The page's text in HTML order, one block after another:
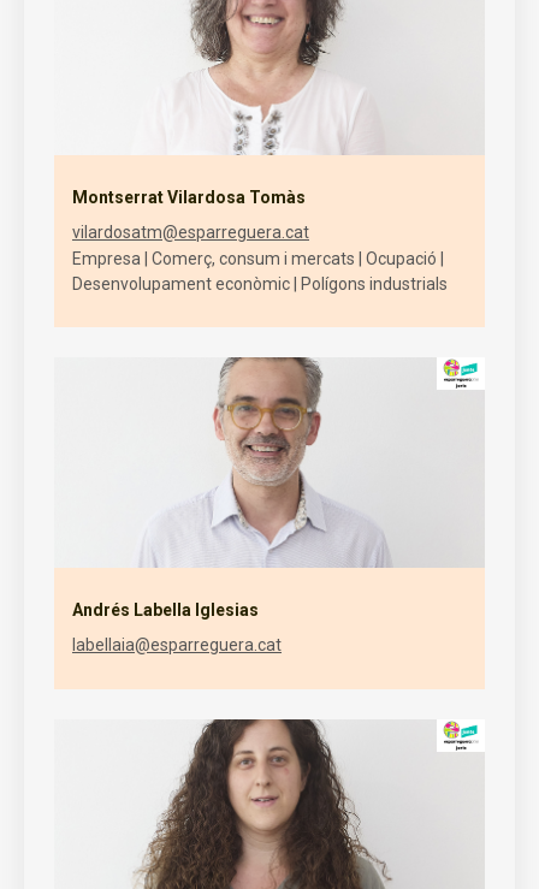
Montserrat Vilardosa Tomàs
vilardosatm@esparreguera.cat
Empresa | Comerç, consum i mercats | Ocupació |
Desenvolupament econòmic | Polígons industrials
Andrés Labella Iglesias
labellaia@esparreguera.cat